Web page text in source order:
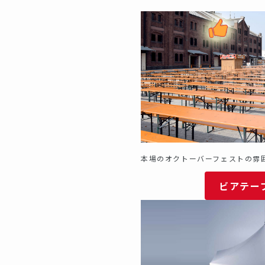
本場のオクトーバーフェストの雰
ビアテー